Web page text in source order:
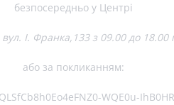
безпосередньо у Центрі
І. Франка,133 з 09.00 до 18.00
або за покликанням:
WQE0u-